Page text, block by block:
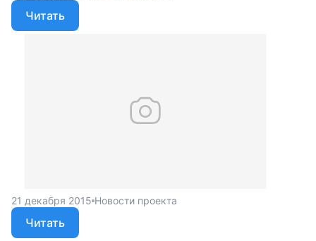
Читать
21 декабря 2015 Новости проекта
Читать